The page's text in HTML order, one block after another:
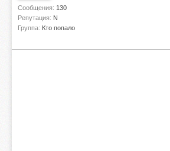
Сообщения: 130
Репутация: N
Группа: Кто попало